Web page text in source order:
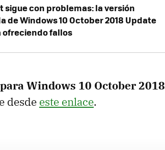
sigue con problemas: la versión
de Windows 10 October 2018 Update
fallos
Windows 10 October 2018
desde este enlace.